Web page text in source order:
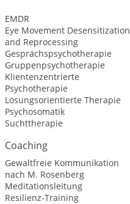
EMDR
Eye Movement Desensitization
and Reprocessing
Gesprächspsychotherapie
Gruppenpsychotherapie
Klientenzentrierte
Psychotherapie
Lösungsorientierte Therapie
Psychosomatik
Suchttherapie
Coaching
Gewaltfreie Kommunikation
nach M. Rosenberg
Meditationsleitung
Resilienz-Training